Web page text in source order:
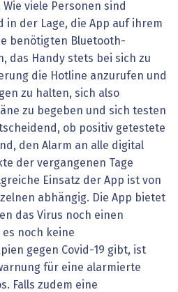
viele Personen sind
in der Lage, die App auf ihrem
benötigten Bluetooth-
das Handy stets bei sich zu
die Hotline anzurufen und
zu halten, sich also
zu begeben und sich testen
ob positiv getestete
den Alarm an alle digital
der vergangenen Tage
Einsatz der App ist von
abhängig. Die App bietet
das Virus noch einen
noch keine
gegen Covid-19 gibt, ist
für eine alarmierte
Falls zudem eine